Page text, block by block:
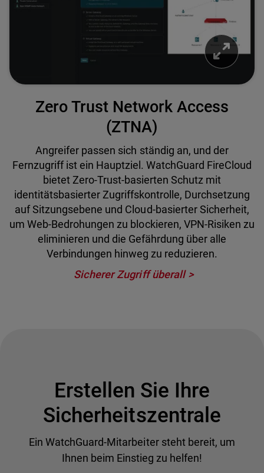
Zero Trust Network Access
(ZTNA)
Angreifer passen sich ständig an, und der
Fernzugriff ist ein Hauptziel. WatchGuard FireCloud
bietet Zero-Trust-basierten Schutz mit
identitätsbasierter Zugriffskontrolle, Durchsetzung
auf Sitzungsebene und Cloud-basierter Sicherheit,
um Web-Bedrohungen zu blockieren, VPN-Risiken zu
eliminieren und die Gefährdung über alle
Verbindungen hinweg zu reduzieren.
Sicherer Zugriff überall
Erstellen Sie Ihre
Sicherheitszentrale
Ein WatchGuard-Mitarbeiter steht bereit, um
Ihnen beim Einstieg zu helfen!